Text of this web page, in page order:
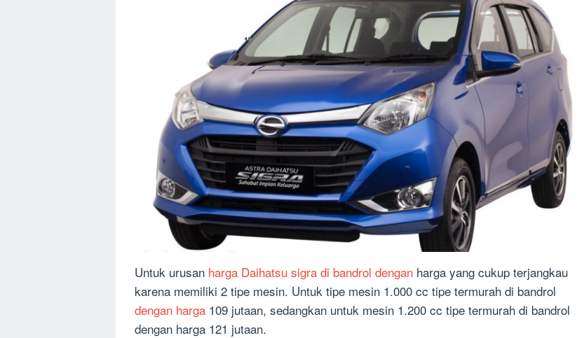
Untuk urusan harga Daihatsu sigra di bandrol dengan harga yang cukup terjangkau
karena memiliki 2 tipe mesin. Untuk tipe mesin 1.000 cc tipe termurah di bandrol
dengan harga 109 jutaan, sedangkan untuk mesin 1.200 cc tipe termurah di bandrol
dengan harga 121 jutaan.